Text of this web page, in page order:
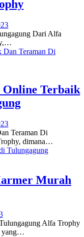
Dari Alfa
Terbaik
Teraman Di
dimana…
Murah
Alfa Trophy
yang…